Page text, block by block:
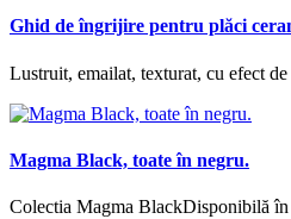
Ghid de îngrijire pentru plăci
Lustruit, emailat, texturat, cu efect
Magma Black, toate în negru.
Colectia Magma BlackDisponibilă în